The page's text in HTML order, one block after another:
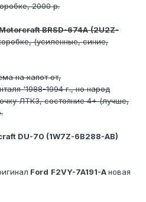
2000 р.
BRSD-674A (2U2Z-
(усиленные, синие,
на капот от,
'1988-1994 г., но народ
ЛТК3, состояние 4+ (лучше,
DU-70 (1W7Z-6B288-AB)
Ford F2VY-7A191-Aновая